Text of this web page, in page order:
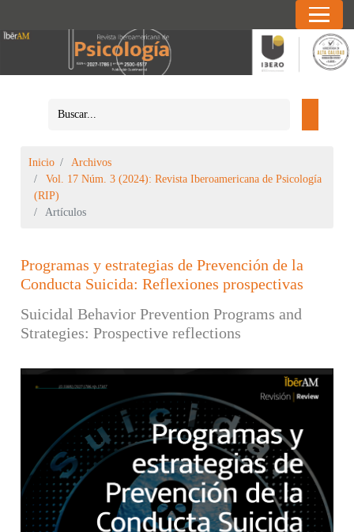
Inicio
Archivos
Vol. 17 Núm. 3 (2024): Revista Iberoamericana de Psicología
(RIP)
Artículos
Programas y estrategias de Prevención de la
Conducta Suicida: Reflexiones prospectivas
Suicidal Behavior Prevention Programs and
Strategies: Prospective reflections
Barra lateral del artículo